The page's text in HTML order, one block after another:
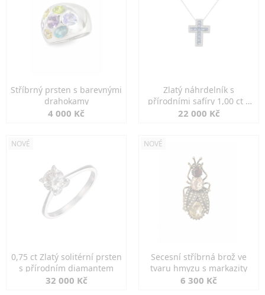
Stříbrný prsten s barevnými
drahokamy
4 000 Kč
Zlatý náhrdelník s
přírodními safíry 1,00 ct a
diamanty
22 000 Kč
NOVÉ
0,75 ct Zlatý solitérní prsten
s přírodním diamantem
32 000 Kč
NOVÉ
Secesní stříbrná brož ve
tvaru hmyzu s markazity
6 300 Kč